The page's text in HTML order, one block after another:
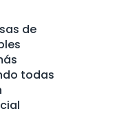
de
todas